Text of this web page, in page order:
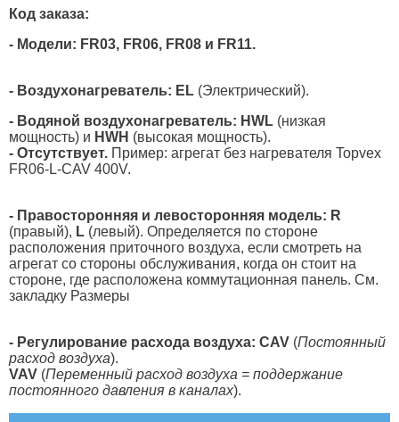
Код заказа:
- Модели: FR03, FR06, FR08 и FR11.
- Воздухонагреватель: EL (Электрический).
- Водяной воздухонагреватель: HWL (низкая
мощность) и HWH (высокая мощность).
- Отсутствует. Пример: агрегат без нагревателя Topvex
FR06-L-CAV 400V.
- Правосторонняя и левосторонняя модель: R
(правый), L (левый). Определяется по стороне
расположения приточного воздуха, если смотреть на
агрегат со стороны обслуживания, когда он стоит на
стороне, где расположена коммутационная панель. См.
закладку Размеры
- Регулирование расхода воздуха: CAV (Постоянный
расход воздуха).
VAV (Переменный расход воздуха = поддержание
постоянного давления в каналах).